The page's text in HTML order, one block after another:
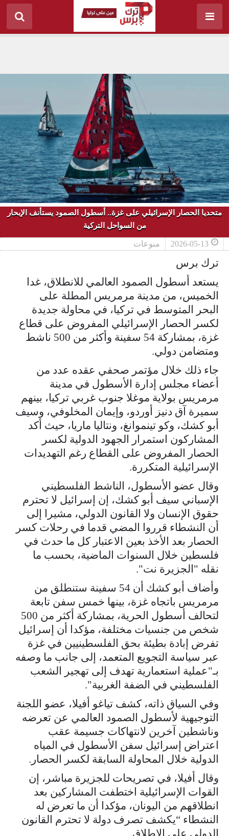
متحديا الحصار الإسرائيلي على غزة.. أسطول الصمود يستأنف الإبحار
من السواحل التركية
2026-05-13 منوعات
ترك برس
يستعد أسطول الصمود العالمي للانطلاق، غدا
الخميس، من مدينة مرمريس المطلة على
البحر المتوسط في تركيا، في محاولة جديدة
لكسر الحصار الإسرائيلي المفروض على قطاع
غزة، بمشاركة 54 سفينة وأكثر من 500 ناشط
ومتضامن دولي.
جاء ذلك خلال مؤتمر صحفي عقده عدد من
أعضاء مجلس إدارة الأسطول في مدينة
مرمريس بولاية موغلا جنوب غربي تركيا، بينهم
سميرة آق دنيز أوردو، وإيمان المخلوفي، وسيف
أبو كشك، وكو تينموانغ، ونتاليا ماريا، حيث أكد
المشاركون استمرار الجهود الدولية لكسر
الحصار المفروض على القطاع رغم التهديدات
الإسرائيلية المتكررة.
وقال عضو الأسطول، الناشط الفلسطيني
الإسباني سيف أبو كشك، إن إسرائيل لا تحترم
حقوق الإنسان ولا القانون الدولي، مشيرا إلى
أن النشطاء قرروا المضي قدما في رحلات كسر
الحصار بعد الأخذ بعين الاعتبار كل ما حدث في
فلسطين خلال السنوات الماضية، بحسب ما
نقله "الجزيرة نت".
وأضاف أبو كشك أن 54 سفينة ستنطلق من
مرمريس باتجاه غزة، بينها خمس سفن تابعة
لتحالف أسطول الحرية، بمشاركة أكثر من 500
شخص من جنسيات مختلفة، مؤكدا أن إسرائيل
تفرض إبادة بطيئة بحق الفلسطينيين في غزة
عبر سياسة التجويع المتعمد، إلى جانب ما وصفه
بـ"عملية استعمارية تهدف إلى تهجير الشعب
الفلسطيني في الضفة الغربية".
وفي السياق ذاته، كشف تياغو أفيلا، عضو اللجنة
التوجيهية لأسطول الصمود العالمي عن تعرضه
وناشطين آخرين لانتهاكات جسيمة عقب
اعتراض إسرائيل سفن الأسطول في المياه
الدولية خلال المحاولة السابقة لكسر الحصار.
وقال أفيلا، في تصريحات للجزيرة مباشر، إن
القوات الإسرائيلية اختطفت المشاركين بعد
انطلاقهم من اليونان، مؤكدا أن ما تعرض له
النشطاء “يكشف تصرف دولة لا تحترم القانون
الدولي على الإطلاق.